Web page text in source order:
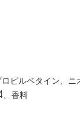
ルベタイン、ニ
、香料